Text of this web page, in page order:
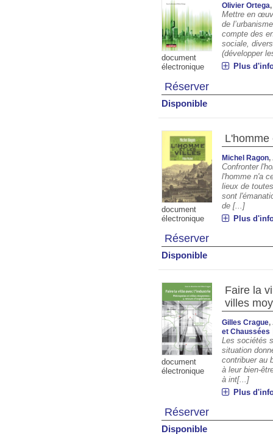
document
électronique
Olivier Ortega
Mettre en
de
compte des
sociale,
(développer
Plus
Réserver
Disponible
document
électronique
L'homme
Michel Ragon
Confronter
l'homme n'a
lieux de
sont
de [...]
Plus
Réserver
Disponible
document
électronique
Faire la
villes
Gilles Crague,
et Chaussées
Les sociétés
situation
contribuer au
à leur bien-
à int[...]
Plus
Réserver
Disponible